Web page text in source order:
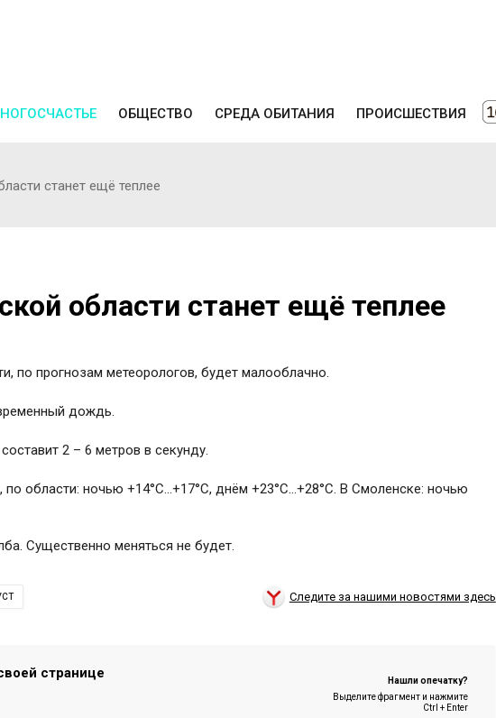
ОБЩЕСТВО СРЕДА ОБИТАНИЯ ПРОИСШЕСТВИЯ
станет ещё теплее
области станет ещё теплее
по прогнозам метеорологов, будет малооблачно.
дождь.
2 – 6 метров в секунду.
области: ночью +14°C…+17°C, днём +23°C…+28°C. В Смоленске: ночью
Существенно меняться не будет.
Следите за нашими новостями здесь
странице
Нашли опечатку?
Выделите фрагмент и нажмите
Ctrl + Enter